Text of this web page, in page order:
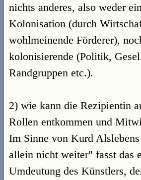
nichts anderes, also weder
Kolonisation (durch
wohlmeinende Förderer),
kolonisierende (Politik,
Randgruppen etc.).
2) wie kann die Rezipientin
Rollen entkommen und
Im Sinne von Kurd
allein nicht weiter" fasst das
Umdeutung des Künstlers,